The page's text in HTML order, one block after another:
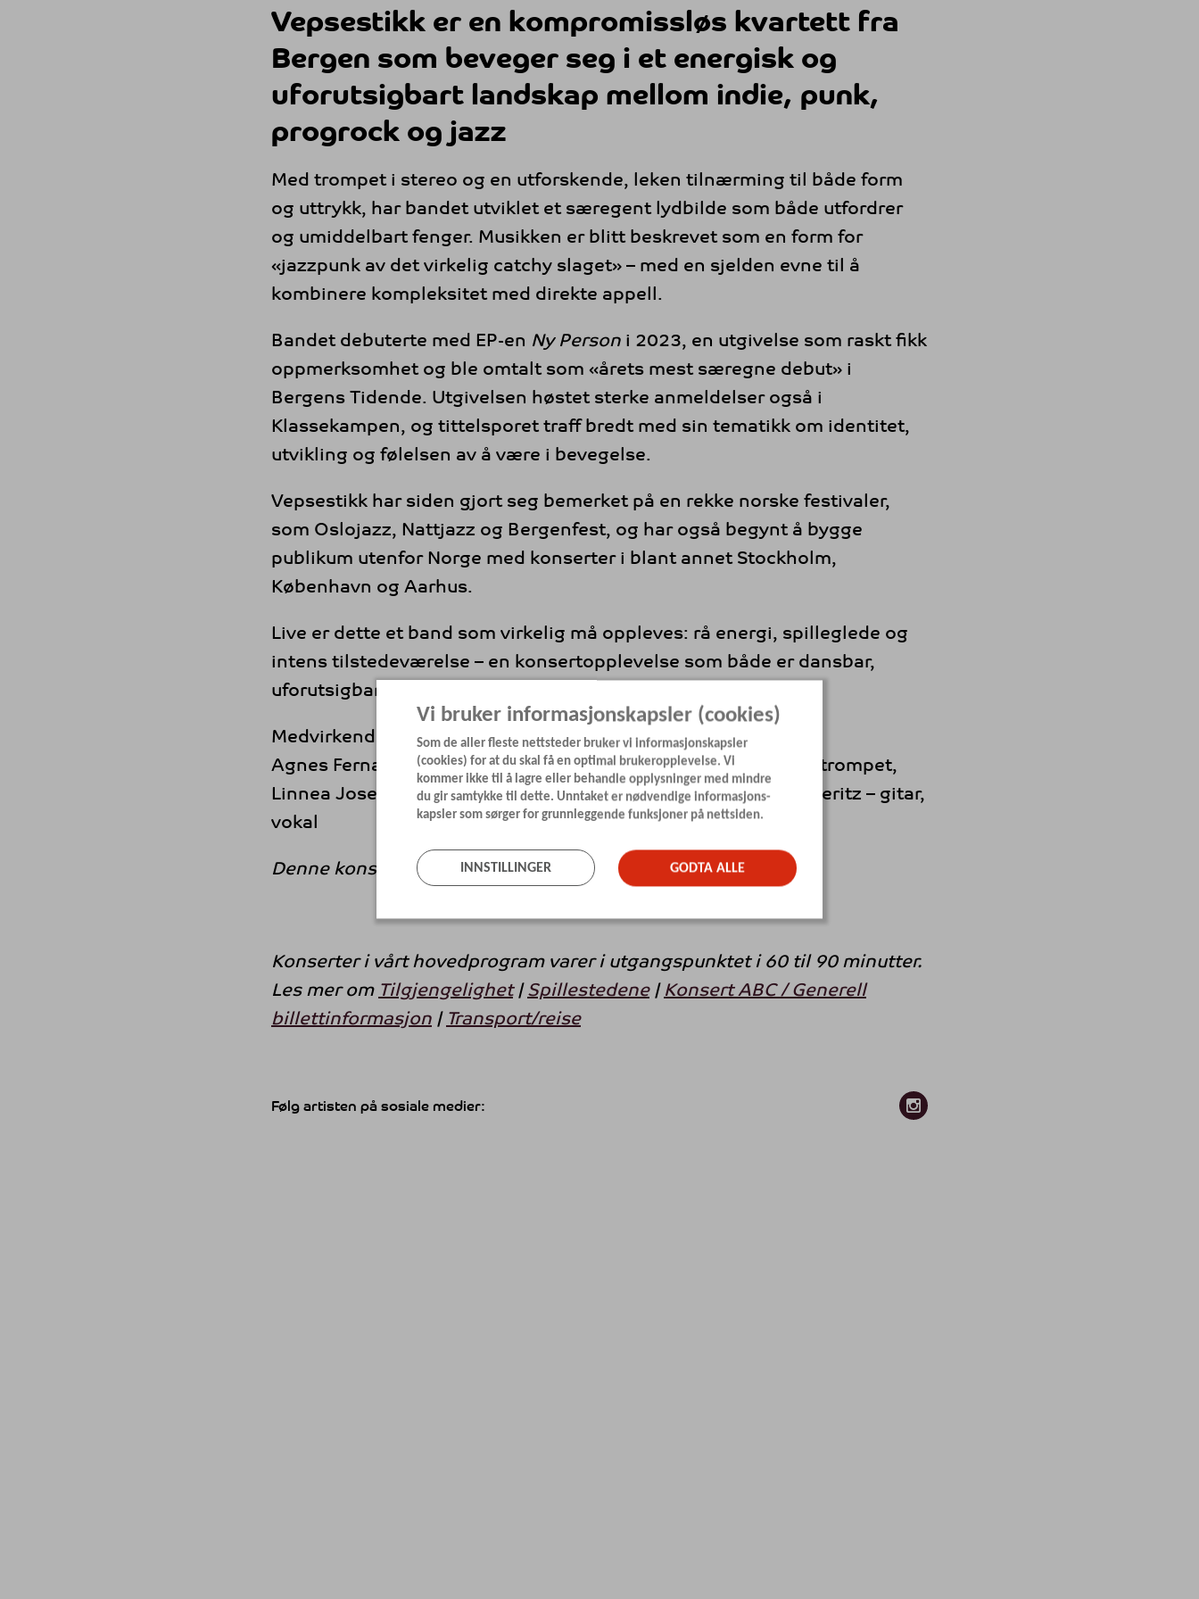
Vepsestikk er en kompromissløs kvartett fra
Bergen som beveger seg i et energisk og
uforutsigbart landskap mellom indie, punk,
progrock og jazz
Med trompet i stereo og en utforskende, leken tilnærming til både form
og uttrykk, har bandet utviklet et særegent lydbilde som både utfordrer
og umiddelbart fenger. Musikken er blitt beskrevet som en form for
«jazzpunk av det virkelig catchy slaget» – med en sjelden evne til å
kombinere kompleksitet med direkte appell.
Bandet debuterte med EP-en Ny Person i 2023, en utgivelse som raskt fikk
oppmerksomhet og ble omtalt som «årets mest særegne debut» i
Bergens Tidende. Utgivelsen høstet sterke anmeldelser også i
Klassekampen, og tittelsporet traff bredt med sin tematikk om identitet,
utvikling og følelsen av å være i bevegelse.
Vepsestikk har siden gjort seg bemerket på en rekke norske festivaler,
som Oslojazz, Nattjazz og Bergenfest, og har også begynt å bygge
publikum utenfor Norge med konserter i blant annet Stockholm,
København og Aarhus.
Live er dette et band som virkelig må oppleves: rå energi, spilleglede og
intens tilstedeværelse – en konsertopplevelse som både er dansbar,
uforutsigbar og lett hypnotisk.
Medvirkende:
Agnes Fernanda Kierulf – bass, trompet, Móeiður Loftsdóttir – trompet,
Linnea Josefine Gjelstad Kierulf – trommer, Hanna Elisabeth Zieritz – gitar,
vokal
Denne konserten er booket etter ønske fra Programråd UNG
Konserter i vårt hovedprogram varer i utgangspunktet i 60 til 90 minutter.
Les mer om Tilgjengelighet| Spillestedene| Konsert ABC / Generell
billettinformasjon | Transport/reise
Følg artisten på sosiale medier:
Vi bruker informasjonskapsler (cookies)
Som de aller fleste nettsteder bruker vi informasjonskapsler
(cookies) for at du skal få en optimal brukeropplevelse. Vi
kommer ikke til å lagre eller behandle opplysninger med mindre
du gir samtykke til dette. Unntaket er nødvendige informasjons-
kapsler som sørger for grunnleggende funksjoner på nettsiden.
INNSTILLINGER GODTA ALLE